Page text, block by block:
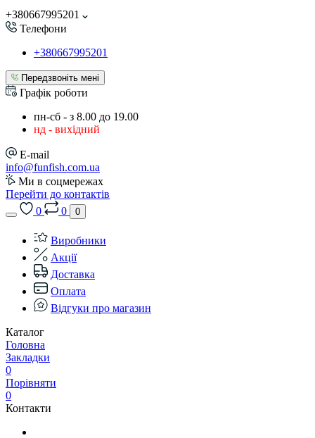
+380667995201
Телефони
+380667995201
Передзвоніть мені
Графік роботи
пн-сб - з 8.00 до 19.00
нд - вихідний
E-mail
info@funfish.com.ua
Ми в соцмережах
Перейти до контактів
0
0 0
Виробники
Акції
Доставка
Оплата
Відгуки про магазин
Каталог
Головна
Закладки
0
Порівняти
0
Контакти